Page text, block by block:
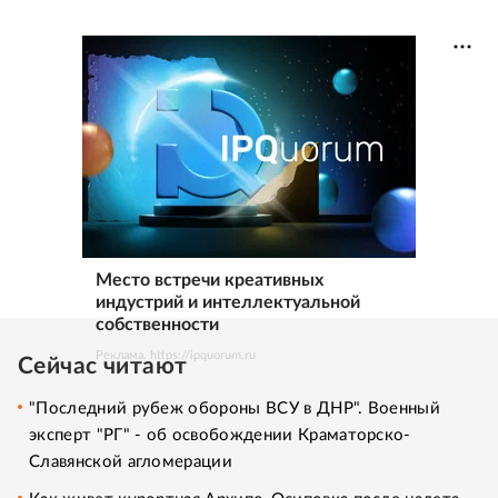
Место встречи креативных
индустрий и интеллектуальной
собственности
Реклама. https://ipquorum.ru
Сейчас читают
"Последний рубеж обороны ВСУ в ДНР". Военный
эксперт "РГ" - об освобождении Краматорско-
Славянской агломерации